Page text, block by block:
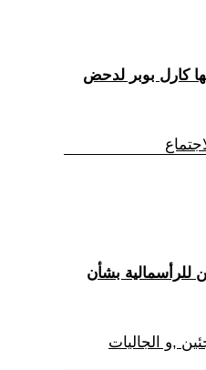
كارل بوبر لدحض
للرأسمالية بشأن
,و الجاليات